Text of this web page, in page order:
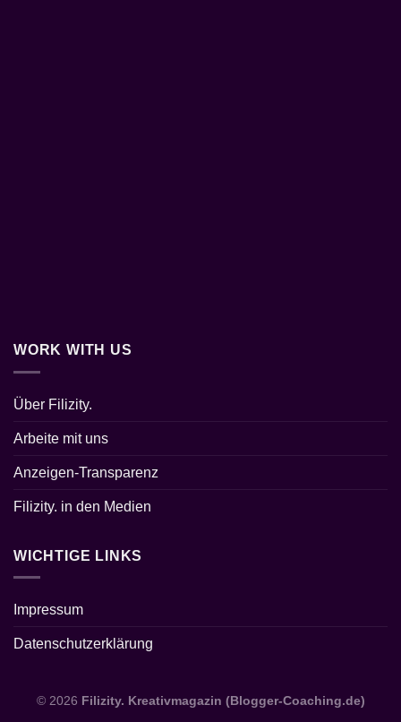
WORK WITH US
Über Filizity.
Arbeite mit uns
Anzeigen-Transparenz
Filizity. in den Medien
WICHTIGE LINKS
Impressum
Datenschutzerklärung
© 2026 Filizity. Kreativmagazin (Blogger-Coaching.de)